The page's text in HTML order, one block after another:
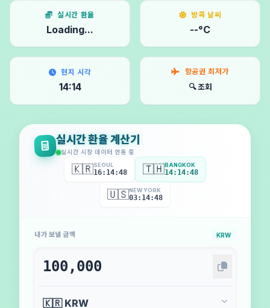
실시간 환율
Loading...
방콕 날씨
--°C
현지 시각
14:14
항공권 최저가
🔍 조회
실시간 환율 계산기
실시간 시장 데이터 연동 중
🇰🇷SEOUL
16:14:50 🇹🇭BANGKOK
14:14:50
🇺🇸NEW YORK
03:14:50
내가 보낼 금액 KRW